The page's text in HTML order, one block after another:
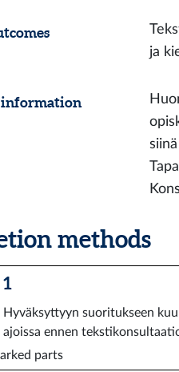
ja
methods
Hyväksyttyyn suoritukseen
ajoissa ennen
parts